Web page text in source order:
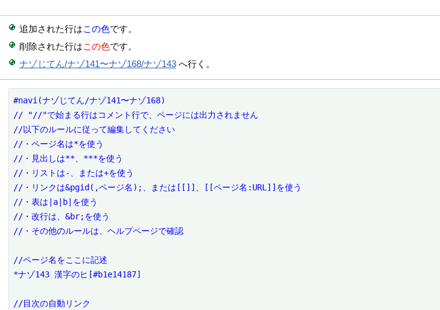
追加された行はこの色です。
削除された行はこの色です。
ナゾじてん/ナゾ141〜ナゾ168/ナゾ143へ行く。
#navi(ナゾじてん/ナゾ141〜ナゾ168)
// "//"で始まる行はコメント行で、ページには出力されません
//以下のルールに従って編集してください
//・ページ名は*を使う
//・見出しは**、***を使う
//・リストは-、または+を使う
//・リンクは&pgid(,ページ名);、または[[]]、[[ページ名:URL]]を使う
//・表は|a|b|を使う
//・改行は、&br;を使う
//・その他のルールは、ヘルプページで確認
//ページ名をここに記述
*ナゾ143 漢字のヒ[#b1e14187]
//目次の自動リンク